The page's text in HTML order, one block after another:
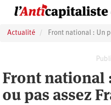
principal
Actualité Front national : Un
Front national
ou pas assez